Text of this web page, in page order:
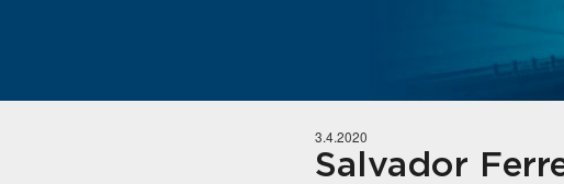
3.4.2020
Salvador